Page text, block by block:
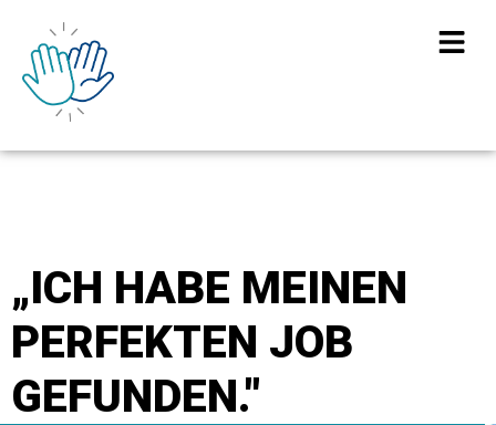
„ICH HABE MEINEN
PERFEKTEN JOB
GEFUNDEN."